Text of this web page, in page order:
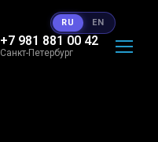
+7 981 881 00 42
Санкт-Петербург
RU EN